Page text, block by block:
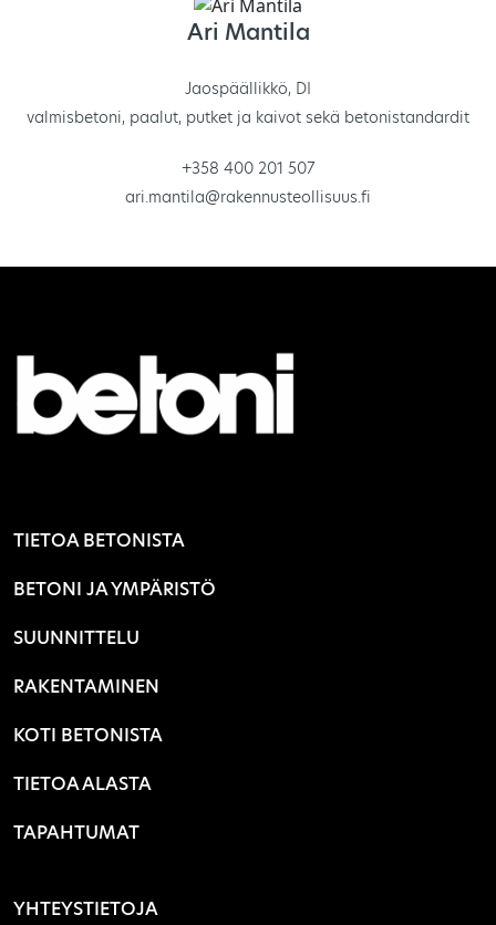
Ari Mantila
Jaospäällikkö, DI
valmisbetoni, paalut, putket ja kaivot sekä betonistandardit
+358 400 201 507
ari.mantila@rakennusteollisuus.fi
TIETOA BETONISTA
BETONI JA YMPÄRISTÖ
SUUNNITTELU
RAKENTAMINEN
KOTI BETONISTA
TIETOA ALASTA
TAPAHTUMAT
YHTEYSTIETOJA